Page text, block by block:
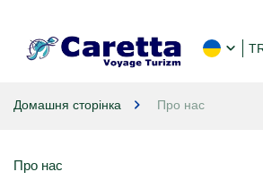
Домашня сторінка Про нас
Про нас